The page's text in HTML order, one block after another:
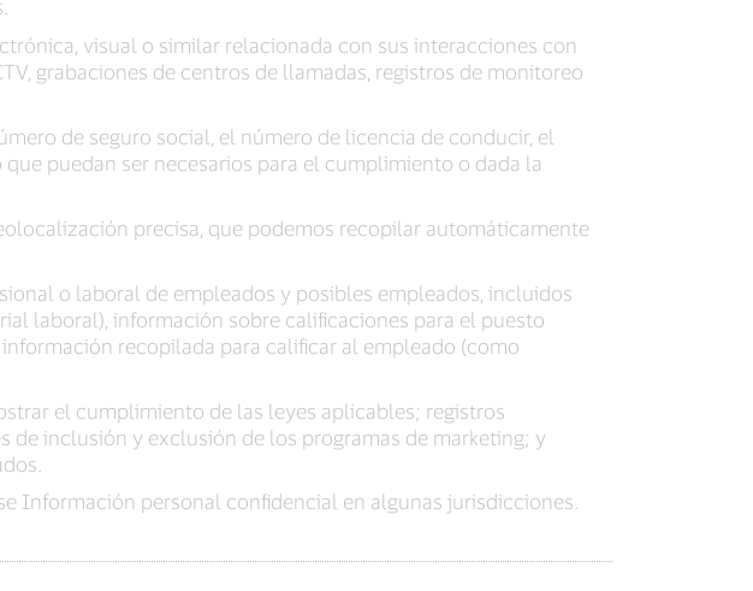
visual o similar relacionada con sus interacciones con
grabaciones de centros de llamadas, registros de monitoreo
de seguro social, el número de licencia de conducir, el
puedan ser necesarios para el cumplimiento o dada la
precisa, que podemos recopilar automáticamente
o laboral de empleados y posibles empleados, incluidos
laboral), información sobre calificaciones para el puesto
recopilada para calificar al empleado (como
el cumplimiento de las leyes aplicables; registros
inclusión y exclusión de los programas de marketing; y
Información personal confidencial en algunas jurisdicciones.